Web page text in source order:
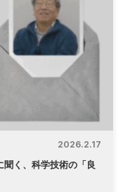
2026.2.17
聞く、科学技術の「良